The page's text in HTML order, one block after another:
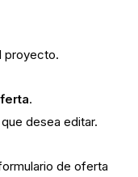
proyecto.
.
desea editar.
de oferta